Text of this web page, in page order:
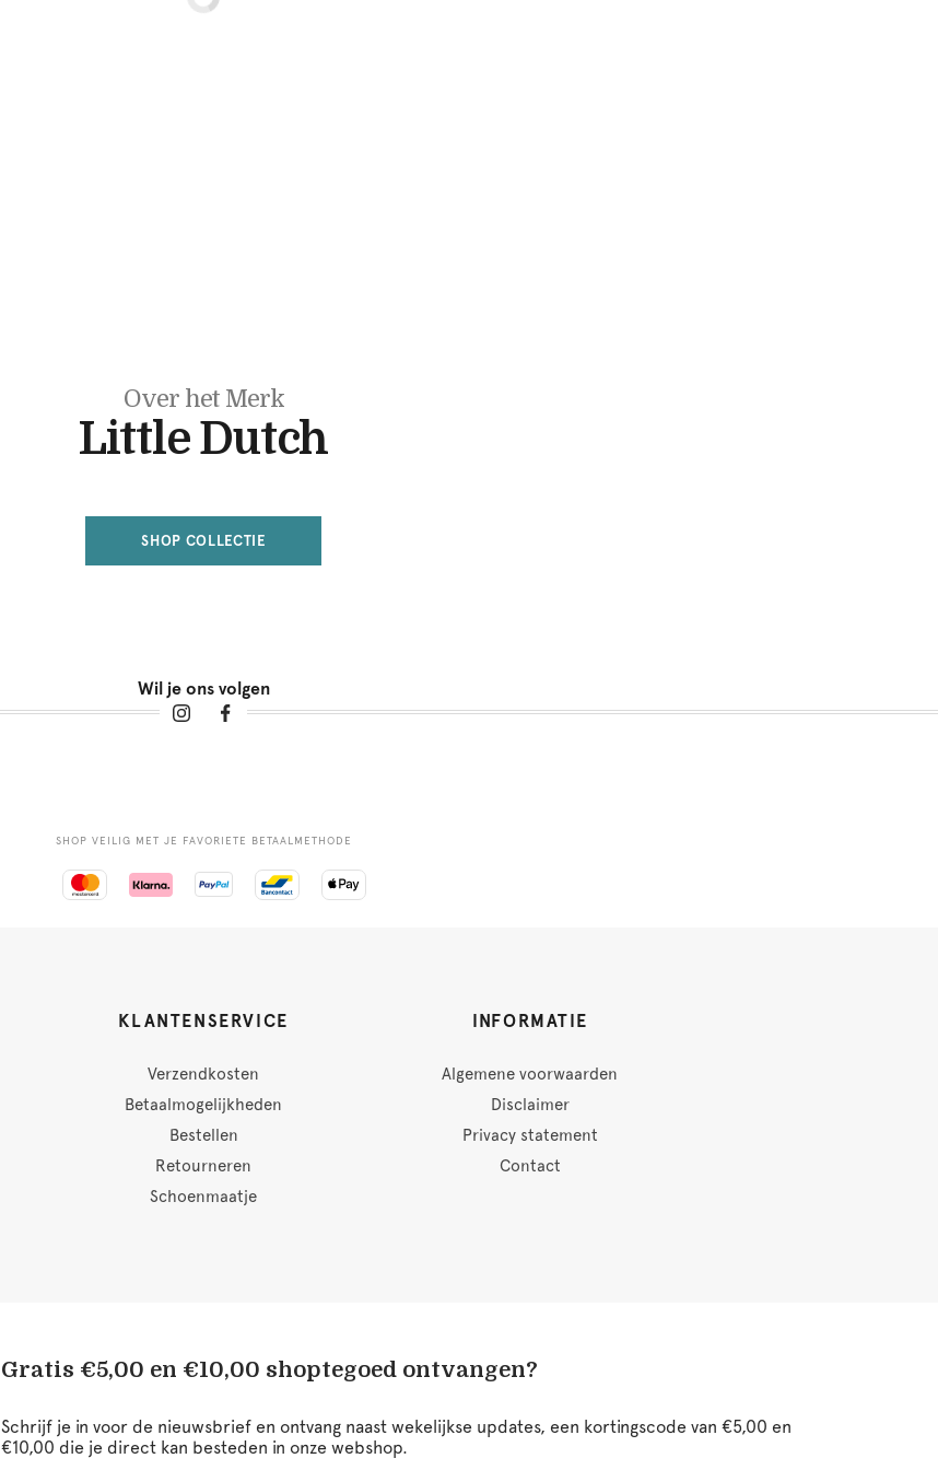
Over het Merk
Little Dutch
SHOP COLLECTIE
Wil je ons volgen
SHOP VEILIG MET JE FAVORIETE BETAALMETHODE
KLANTENSERVICE
Verzendkosten
Betaalmogelijkheden
Bestellen
Retourneren
Schoenmaatje
INFORMATIE
Algemene voorwaarden
Disclaimer
Privacy statement
Contact
Gratis €5,00 en €10,00 shoptegoed ontvangen?
Schrijf je in voor de nieuwsbrief en ontvang naast wekelijkse updates, een kortingscode van €5,00 en
€10,00 die je direct kan besteden in onze webshop.